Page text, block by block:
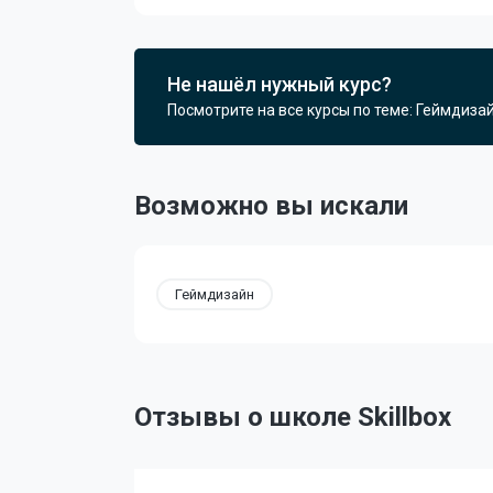
Не нашёл нужный курс?
Посмотрите на все курсы по теме:
Возможно вы искали
Геймдизайн
Отзывы о школе Skillbox